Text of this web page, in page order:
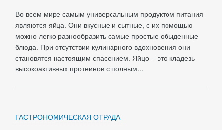
Во всем мире самым универсальным продуктом питания
являются яйца. Они вкусные и сытные, с их помощью
можно легко разнообразить самые простые обыденные
блюда. При отсутствии кулинарного вдохновения они
становятся настоящим спасением. Яйцо – это кладезь
высокоактивных протеинов с полным...
ГАСТРОНОМИЧЕСКАЯ ОТРАДА